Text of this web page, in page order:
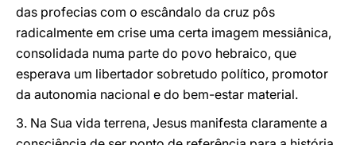
das profecias com o escândalo da cruz pôs
radicalmente em crise uma certa imagem messiânica,
consolidada numa parte do povo hebraico, que
esperava um libertador sobretudo político, promotor
da autonomia nacional e do bem-estar material.
3. Na Sua vida terrena, Jesus manifesta claramente a